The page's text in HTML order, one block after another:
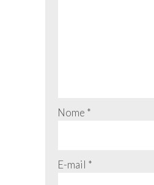
Nome *
E-mail *